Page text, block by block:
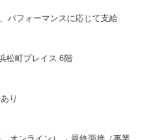
パフォーマンスに応じて支給
松町プレイス 6階
り